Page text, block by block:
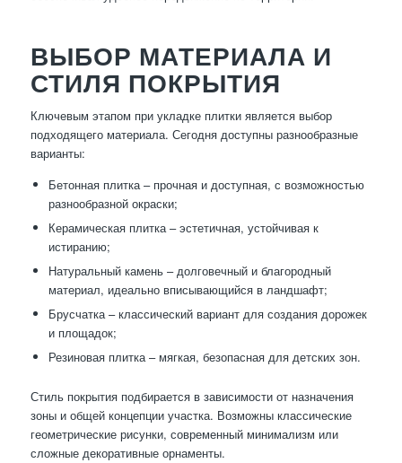
ВЫБОР МАТЕРИАЛА И
СТИЛЯ ПОКРЫТИЯ
Ключевым этапом при укладке плитки является выбор
подходящего материала. Сегодня доступны разнообразные
варианты:
Бетонная плитка – прочная и доступная, с возможностью
разнообразной окраски;
Керамическая плитка – эстетичная, устойчивая к
истиранию;
Натуральный камень – долговечный и благородный
материал, идеально вписывающийся в ландшафт;
Брусчатка – классический вариант для создания дорожек
и площадок;
Резиновая плитка – мягкая, безопасная для детских зон.
Стиль покрытия подбирается в зависимости от назначения
зоны и общей концепции участка. Возможны классические
геометрические рисунки, современный минимализм или
сложные декоративные орнаменты.